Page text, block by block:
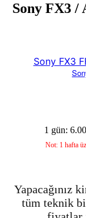
Sony FX3 /
Sony FX3
1 gün:
Not: 1 hafta
Yapacağınız
tüm teknik